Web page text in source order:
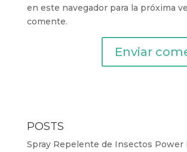
en este navegador para la próxima
comente.
POSTS
Spray Repelente de Insectos Power